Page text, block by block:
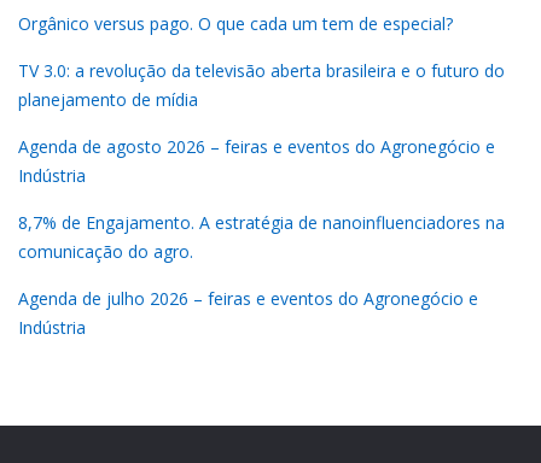
Orgânico versus pago. O que cada um tem de especial?
TV 3.0: a revolução da televisão aberta brasileira e o futuro do
planejamento de mídia
Agenda de agosto 2026 – feiras e eventos do Agronegócio e
Indústria
8,7% de Engajamento. A estratégia de nanoinfluenciadores na
comunicação do agro.
Agenda de julho 2026 – feiras e eventos do Agronegócio e
Indústria